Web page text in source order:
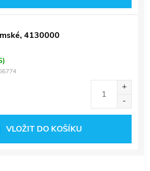
4130000
VLOŽIT DO KOŠÍKU